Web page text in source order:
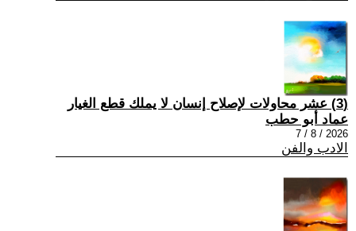
(3) عشر محاولات لإصلاح إنسان لا يملك قطع الغيار
عماد أبو حطب
2026 / 8 / 7
الادب والفن